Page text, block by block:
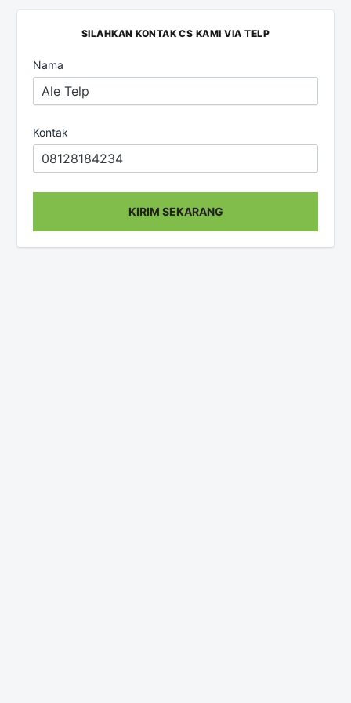
SILAHKAN KONTAK CS KAMI VIA TELP
Nama
Kontak
KIRIM SEKARANG